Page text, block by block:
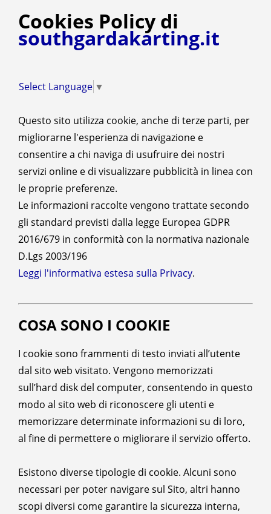
Cookies Policy di
southgardakarting.it
Select Language ▼
Questo sito utilizza cookie, anche di terze parti, per
migliorarne l'esperienza di navigazione e
consentire a chi naviga di usufruire dei nostri
servizi online e di visualizzare pubblicità in linea con
le proprie preferenze.
Le informazioni raccolte vengono trattate secondo
gli standard previsti dalla legge Europea GDPR
2016/679 in conformità con la normativa nazionale
D.Lgs 2003/196
Leggi l'informativa estesa sulla Privacy.
COSA SONO I COOKIE
I cookie sono frammenti di testo inviati all’utente
dal sito web visitato. Vengono memorizzati
sull’hard disk del computer, consentendo in questo
modo al sito web di riconoscere gli utenti e
memorizzare determinate informazioni su di loro,
al fine di permettere o migliorare il servizio offerto.
Esistono diverse tipologie di cookie. Alcuni sono
necessari per poter navigare sul Sito, altri hanno
scopi diversi come garantire la sicurezza interna,